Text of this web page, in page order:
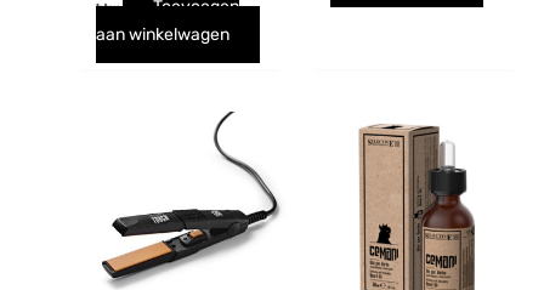
btw
Toevoegen
aan winkelwagen